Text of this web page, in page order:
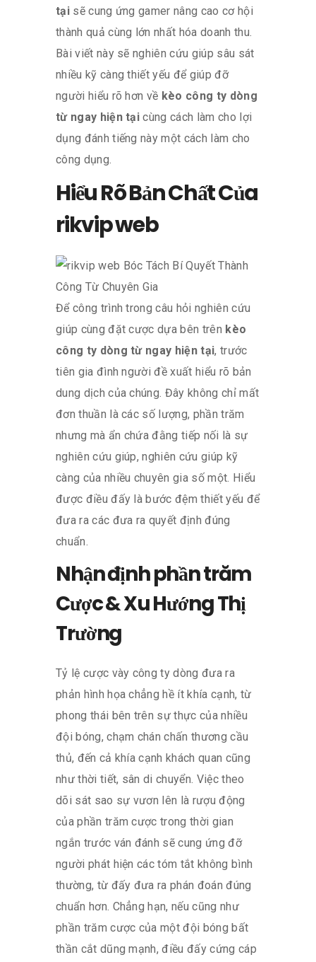
tạisẽ cung ứng gamer nâng cao cơ hội
thành quả cùng lớn nhất hóa doanh thu.
Bài viết này sẽ nghiên cứu giúp sâu sát
nhiều kỹ càng thiết yếu để giúp đỡ
người hiểu rõ hơn về kèo công ty dòng
từ ngay hiện tại cùng cách làm cho lợi
dụng đánh tiếng này một cách làm cho
công dụng.
Hiểu Rõ Bản Chất Của
rikvip web
Để công trình trong câu hỏi nghiên cứu
giúp cùng đặt cược dựa bên trên kèo
công ty dòng từ ngay hiện tại, trước
tiên gia đình người đề xuất hiểu rõ bản
dung dịch của chúng. Đây không chỉ mất
đơn thuần là các số lượng, phần trăm
nhưng mà ẩn chứa đằng tiếp nối là sự
nghiên cứu giúp, nghiên cứu giúp kỹ
càng của nhiều chuyên gia số một. Hiểu
được điều đấy là bước đệm thiết yếu để
đưa ra các đưa ra quyết định đúng
chuẩn.
Nhận định phần trăm
Cược & Xu Hướng Thị
Trường
Tỷ lệ cược vày công ty dòng đưa ra
phản hình họa chẳng hề ít khía cạnh, từ
phong thái bên trên sự thực của nhiều
đội bóng, chạm chán chấn thương cầu
thủ, đến cả khía cạnh khách quan cũng
như thời tiết, sân di chuyển. Việc theo
dõi sát sao sự vươn lên là rượu động
của phần trăm cược trong thời gian
ngắn trước ván đánh sẽ cung ứng đỡ
người phát hiện các tóm tắt không bình
thường, từ đấy đưa ra phán đoán đúng
chuẩn hơn. Chẳng hạn, nếu cũng như
phần trăm cược của một đội bóng bất
thần cắt dũng mạnh, điều đấy cứng cáp